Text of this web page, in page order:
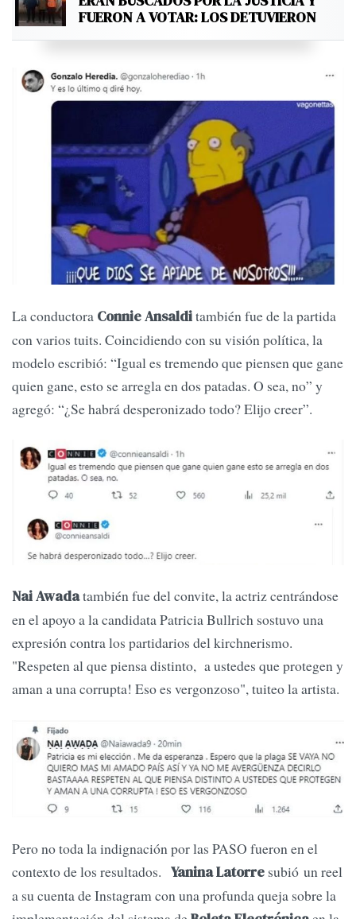
FUERON A VOTAR: LOS DETUVIERON
La conductora Connie Ansalditambién fue de la partida
con varios tuits. Coincidiendo con su visión política, la
modelo escribió: “Igual es tremendo que piensen que gane
quien gane, esto se arregla en dos patadas. O sea, no” y
agregó: “¿Se habrá desperonizado todo? Elijo creer”.
Nai Awadatambién fue del convite, la actriz centrándose
en el apoyo a la candidata Patricia Bullrich sostuvo una
expresión contra los partidarios del kirchnerismo.
"Respeten al que piensa distinto, a ustedes que protegen y
aman a una corrupta! Eso es vergonzoso", tuiteo la artista.
Pero no toda la indignación por las PASO fueron en el
contexto de los resultados. Yanina Latorre subió un reel
a su cuenta de Instagram con una profunda queja sobre la